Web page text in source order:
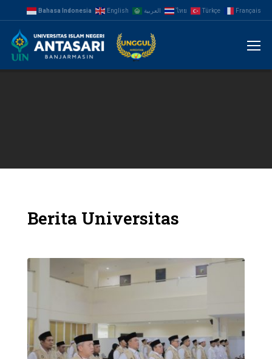
Bahasa Indonesia English العربية ไทย Türkçe Français
Berita Universitas